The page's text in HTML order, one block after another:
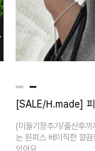
[SALE/H.made] 피
(미들기장추가/출산후
는 원피스 베이직한 깔
있어요